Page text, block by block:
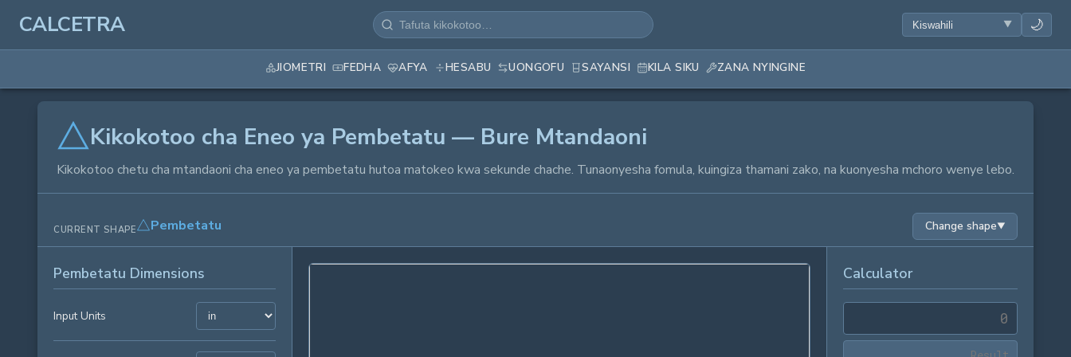
CALCETRA 🌙
JIOMETRI FEDHA AFYA HESABU UONGOFU SAYANSI KILA SIKU ZANA NYINGINE
Kikokotoo cha Eneo ya Pembetatu — Bure Mtandaoni
Kikokotoo chetu cha mtandaoni cha eneo ya pembetatu hutoa matokeo kwa sekunde chache. Tunaonyesha fomula, kuingiza thamani zako, na kuonyesha mchoro wenye lebo.
CURRENT SHAPE Pembetatu Change shape▼
Pembetatu Dimensions
Input Units
Calculator